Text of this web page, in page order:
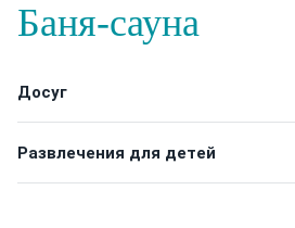
Баня-сауна
Досуг
Развлечения для детей